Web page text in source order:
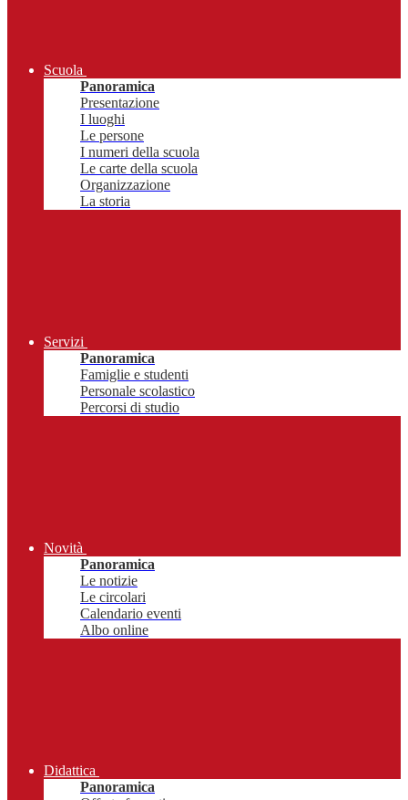
Scuola
Panoramica
Presentazione
I luoghi
Le persone
I numeri della scuola
Le carte della scuola
Organizzazione
La storia
Servizi
Panoramica
Famiglie e studenti
Personale scolastico
Percorsi di studio
Novità
Panoramica
Le notizie
Le circolari
Calendario eventi
Albo online
Didattica
Panoramica